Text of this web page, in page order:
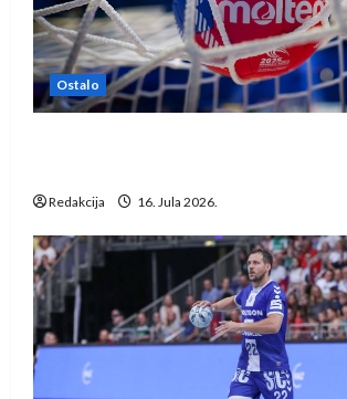
Ostalo
Redakcija 16. Jula 2026.